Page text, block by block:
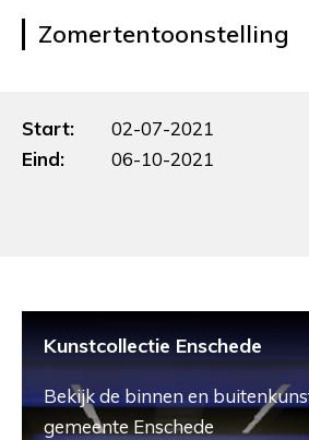
Zomertentoonstelling
Start:
02-07-2021
Eind:
06-10-2021
Kunstcollectie Enschede
Bekijk de binnen en
gemeente Enschede